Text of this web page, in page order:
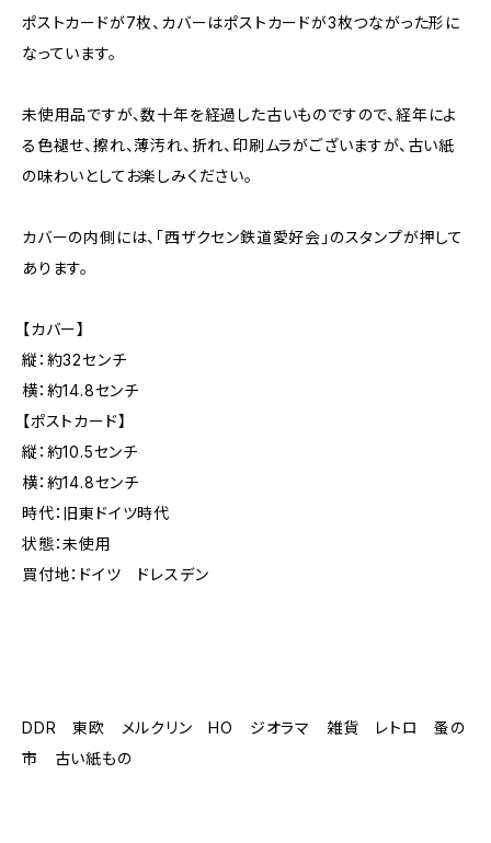
ポストカードが7枚、カバーはポストカードが3枚つながった形に
なっています。
未使用品ですが、数十年を経過した古いものですので、経年によ
る色褪せ、擦れ、薄汚れ、折れ、印刷ムラがございますが、古い紙
の味わいとしてお楽しみください。
カバーの内側には、「西ザクセン鉄道愛好会」のスタンプが押して
あります。
【カバー】
縦：約32センチ
横：約14.8センチ
【ポストカード】
縦：約10.5センチ
横：約14.8センチ
時代：旧東ドイツ時代
状態：未使用
買付地：ドイツ ドレスデン
DDR 東欧 メルクリン HO ジオラマ 雑貨 レトロ 蚤の
市 古い紙もの